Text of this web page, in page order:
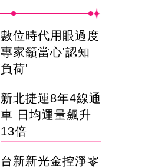
數位時代用眼過度
專家籲當心'認知
負荷'
新北捷運8年4線通
車 日均運量飆升
13倍
台新新光金控淨零